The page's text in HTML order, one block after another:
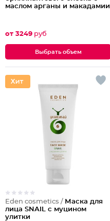
маслом арганы и макадамии
от 3249 руб
Выбрать объем
Eden cosmetics / Маска для
лица SNAIL c муцином
улитки